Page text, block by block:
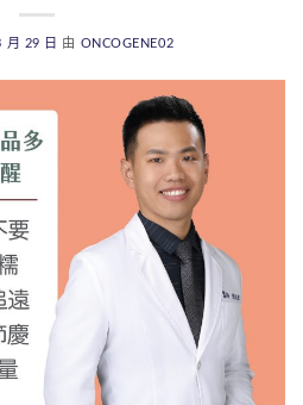
月 29 日 由 ONCOGENE02